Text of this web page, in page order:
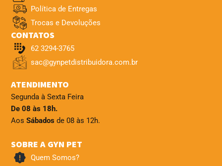
Política de Entregas
Trocas e Devoluções
CONTATOS
62 3294-3765
sac@gynpetdistribuidora.com.br
ATENDIMENTO
Segunda à Sexta Feira
De 08 às 18h.
Aos Sábados de 08 às 12h.
SOBRE A GYN PET
Quem Somos?